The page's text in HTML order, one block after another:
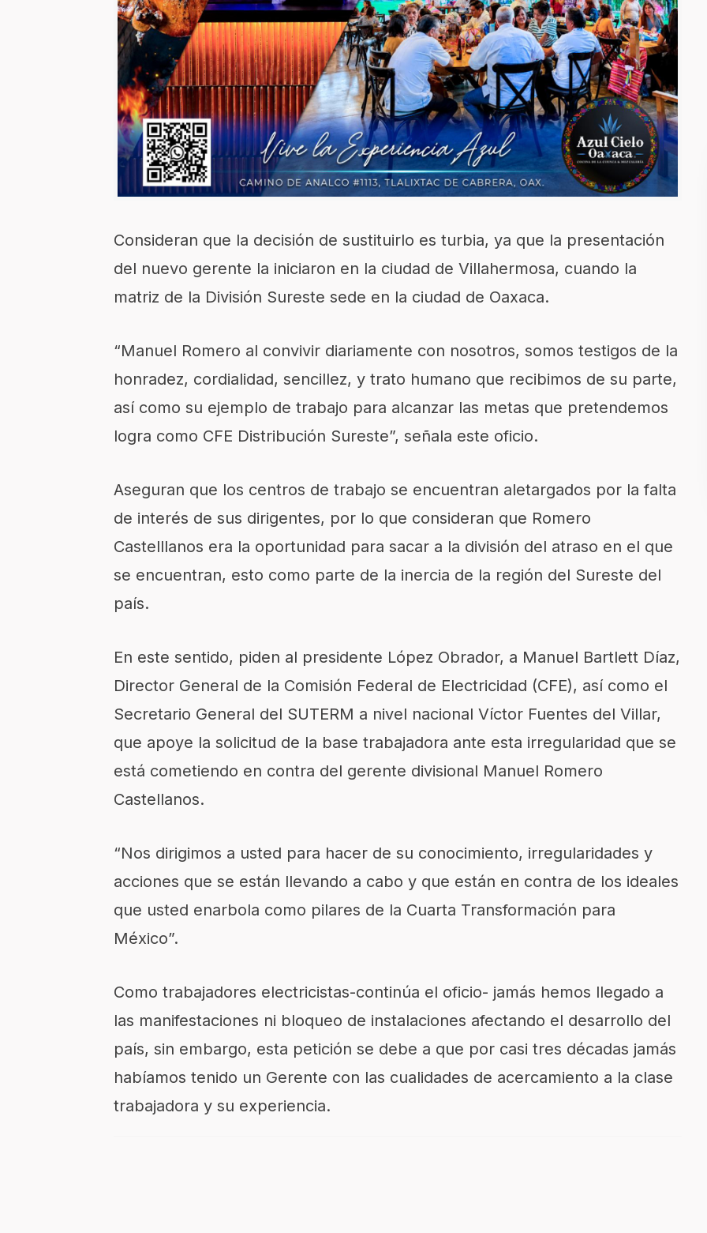
Consideran que la decisión de sustituirlo es turbia, ya que la presentación
del nuevo gerente la iniciaron en la ciudad de Villahermosa, cuando la
matriz de la División Sureste sede en la ciudad de Oaxaca.
“Manuel Romero al convivir diariamente con nosotros, somos testigos de la
honradez, cordialidad, sencillez, y trato humano que recibimos de su parte,
así como su ejemplo de trabajo para alcanzar las metas que pretendemos
logra como CFE Distribución Sureste”, señala este oficio.
Aseguran que los centros de trabajo se encuentran aletargados por la falta
de interés de sus dirigentes, por lo que consideran que Romero
Castelllanos era la oportunidad para sacar a la división del atraso en el que
se encuentran, esto como parte de la inercia de la región del Sureste del
país.
En este sentido, piden al presidente López Obrador, a Manuel Bartlett Díaz,
Director General de la Comisión Federal de Electricidad (CFE), así como el
Secretario General del SUTERM a nivel nacional Víctor Fuentes del Villar,
que apoye la solicitud de la base trabajadora ante esta irregularidad que se
está cometiendo en contra del gerente divisional Manuel Romero
Castellanos.
“Nos dirigimos a usted para hacer de su conocimiento, irregularidades y
acciones que se están llevando a cabo y que están en contra de los ideales
que usted enarbola como pilares de la Cuarta Transformación para
México”.
Como trabajadores electricistas-continúa el oficio- jamás hemos llegado a
las manifestaciones ni bloqueo de instalaciones afectando el desarrollo del
país, sin embargo, esta petición se debe a que por casi tres décadas jamás
habíamos tenido un Gerente con las cualidades de acercamiento a la clase
trabajadora y su experiencia.